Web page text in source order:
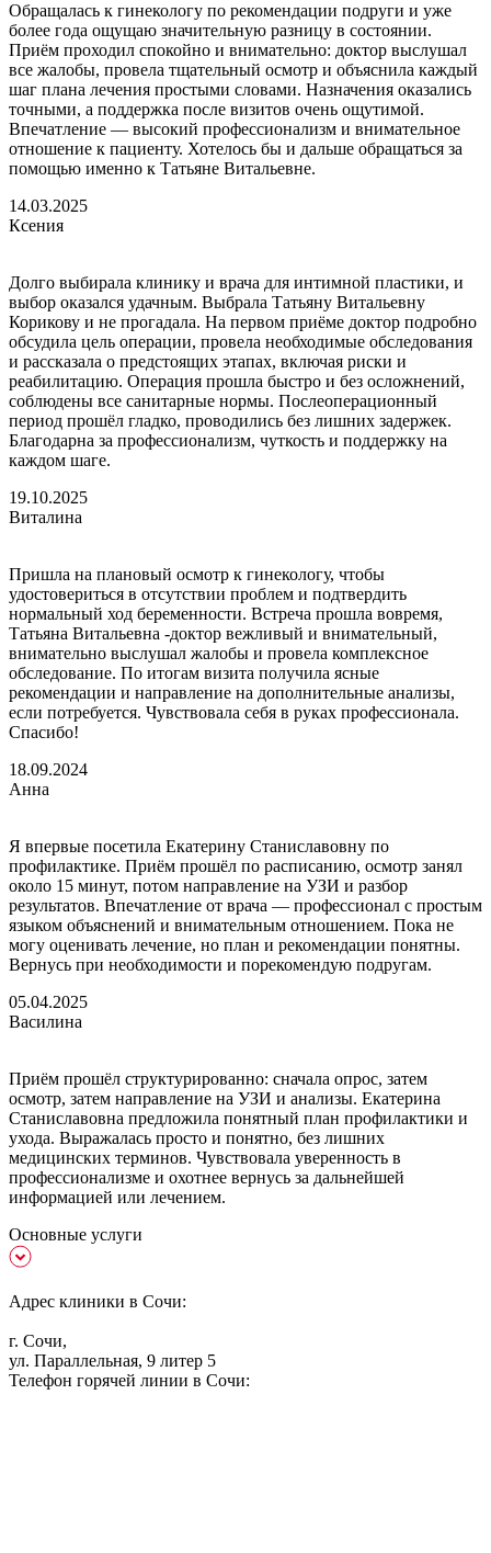
Обращалась к гинекологу по рекомендации подруги и уже
более года ощущаю значительную разницу в состоянии.
Приём проходил спокойно и внимательно: доктор выслушал
все жалобы, провела тщательный осмотр и объяснила каждый
шаг плана лечения простыми словами. Назначения оказались
точными, а поддержка после визитов очень ощутимой.
Впечатление — высокий профессионализм и внимательное
отношение к пациенту. Хотелось бы и дальше обращаться за
помощью именно к Татьяне Витальевне.
14.03.2025
Ксения
Долго выбирала клинику и врача для интимной пластики, и
выбор оказался удачным. Выбрала Татьяну Витальевну
Корикову и не прогадала. На первом приёме доктор подробно
обсудила цель операции, провела необходимые обследования
и рассказала о предстоящих этапах, включая риски и
реабилитацию. Операция прошла быстро и без осложнений,
соблюдены все санитарные нормы. Послеоперационный
период прошёл гладко, проводились без лишних задержек.
Благодарна за профессионализм, чуткость и поддержку на
каждом шаге.
19.10.2025
Виталина
Пришла на плановый осмотр к гинекологу, чтобы
удостовериться в отсутствии проблем и подтвердить
нормальный ход беременности. Встреча прошла вовремя,
Татьяна Витальевна -доктор вежливый и внимательный,
внимательно выслушал жалобы и провела комплексное
обследование. По итогам визита получила ясные
рекомендации и направление на дополнительные анализы,
если потребуется. Чувствовала себя в руках профессионала.
Спасибо!
18.09.2024
Анна
Я впервые посетила Екатерину Станиславовну по
профилактике. Приём прошёл по расписанию, осмотр занял
около 15 минут, потом направление на УЗИ и разбор
результатов. Впечатление от врача — профессионал с простым
языком объяснений и внимательным отношением. Пока не
могу оценивать лечение, но план и рекомендации понятны.
Вернусь при необходимости и порекомендую подругам.
05.04.2025
Василина
Приём прошёл структурированно: сначала опрос, затем
осмотр, затем направление на УЗИ и анализы. Екатерина
Станиславовна предложила понятный план профилактики и
ухода. Выражалась просто и понятно, без лишних
медицинских терминов. Чувствовала уверенность в
профессионализме и охотнее вернусь за дальнейшей
информацией или лечением.
Основные услуги
Адрес клиники в Сочи:
г. Сочи,
ул. Параллельная, 9 литер 5
Телефон горячей линии в Сочи: